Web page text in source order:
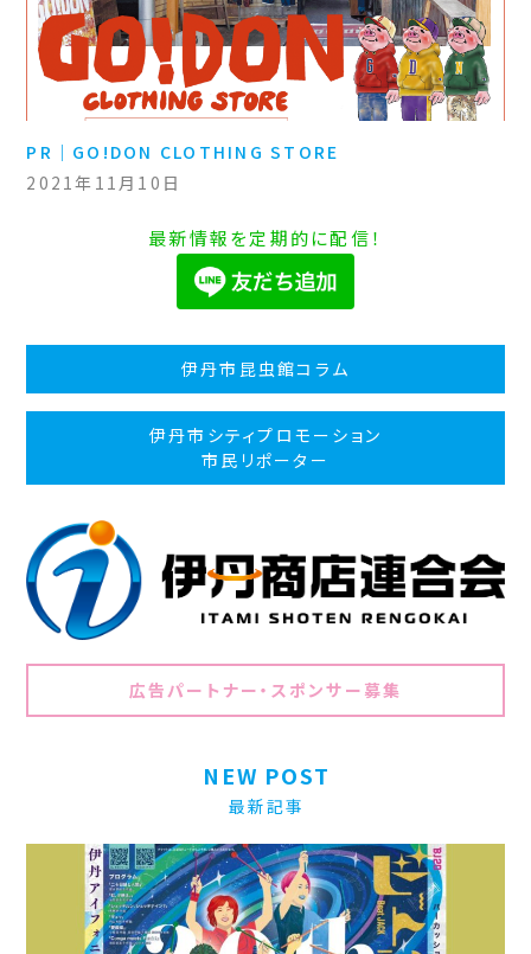
PR｜GO!DON CLOTHING STORE
2021年11月10日
最新情報を定期的に配信！
伊丹市昆虫館コラム
伊丹市シティプロモーション
市民リポーター
広告パートナー・スポンサー募集
NEW POST
最新記事